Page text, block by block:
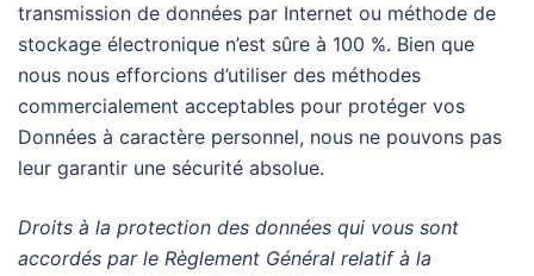
transmission de données par Internet ou méthode de
stockage électronique n’est sûre à 100 %. Bien que
nous nous efforcions d’utiliser des méthodes
commercialement acceptables pour protéger vos
Données à caractère personnel, nous ne pouvons pas
leur garantir une sécurité absolue.
Droits à la protection des données qui vous sont
accordés par le Règlement Général relatif à la